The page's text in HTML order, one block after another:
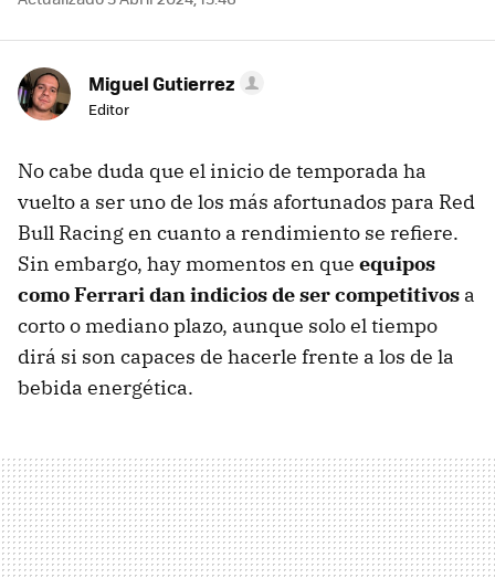
Miguel Gutierrez
Editor
No cabe duda que el inicio de temporada ha
vuelto a ser uno de los más afortunados para Red
Bull Racing en cuanto a rendimiento se refiere.
Sin embargo, hay momentos en que equipos
como Ferrari dan indicios de ser competitivos a
corto o mediano plazo, aunque solo el tiempo
dirá si son capaces de hacerle frente a los de la
bebida energética.